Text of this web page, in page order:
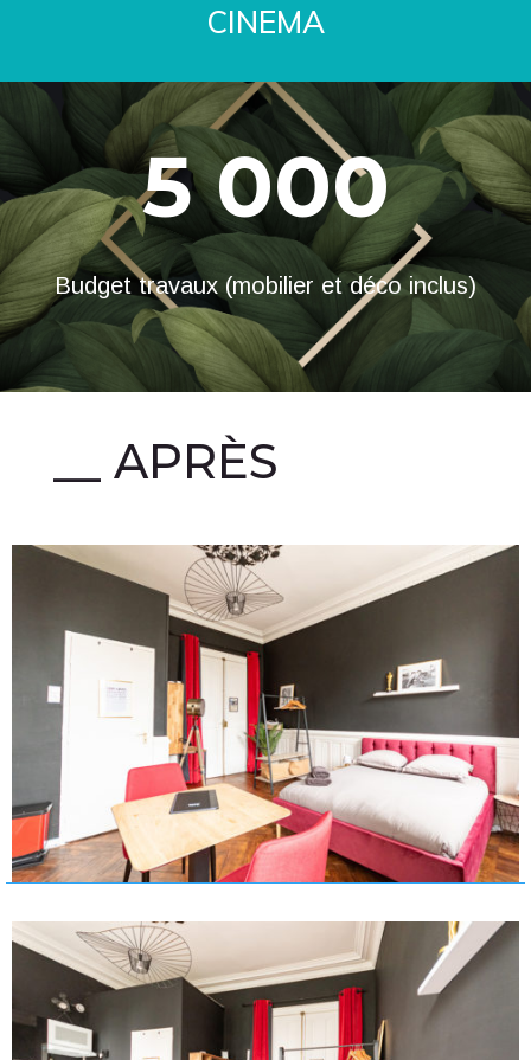
CINEMA
5 000
Budget travaux (mobilier et déco inclus)
__ APRÈS